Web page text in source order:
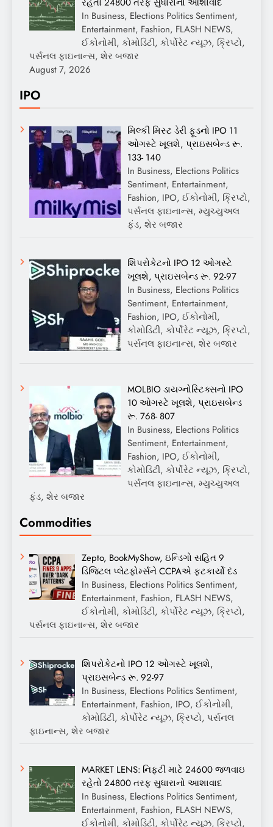
In Business, Elections Politics Sentiment,
Entertainment, Fashion, FLASH NEWS,
ઈકોનોમી, કોમોડિટી, કોર્પોરેટ ન્યૂઝ, ક્રિપ્ટો,
પર્સનલ ફાઇનાન્સ, શેર બજાર
August 7, 2026
IPO
મિલ્કી મિસ્ટ ડેરી ફૂડનો IPO 11
ઓગસ્ટે ખૂલશે, પ્રાઇસબેન્ડ રૂ.
133- 140
In Business, Elections Politics
Sentiment, Entertainment,
Fashion, IPO, ઈકોનોમી, ક્રિપ્ટો,
પર્સનલ ફાઇનાન્સ, મ્યુચ્યુઅલ
ફંડ, શેર બજાર
શિપરોકેટનો IPO 12 ઓગસ્ટે
ખૂલશે, પ્રાઇસબેન્ડ રૂ. 92-97
In Business, Elections Politics
Sentiment, Entertainment,
Fashion, IPO, ઈકોનોમી,
કોમોડિટી, કોર્પોરેટ ન્યૂઝ, ક્રિપ્ટો,
પર્સનલ ફાઇનાન્સ, શેર બજાર
MOLBIO ડાયગ્નોસ્ટિક્સનો IPO
10 ઓગસ્ટે ખૂલશે, પ્રાઇસબેન્ડ
રૂ. 768- 807
In Business, Elections Politics
Sentiment, Entertainment,
Fashion, IPO, ઈકોનોમી,
કોમોડિટી, કોર્પોરેટ ન્યૂઝ, ક્રિપ્ટો,
પર્સનલ ફાઇનાન્સ, મ્યુચ્યુઅલ
ફંડ, શેર બજાર
Commodities
Zepto, BookMyShow, ઇન્ડિગો સહિત 9
ડિજિટલ પ્લેટફોર્મ્સને CCPAએ ફટકાર્યો દંડ
In Business, Elections Politics Sentiment,
Entertainment, Fashion, FLASH NEWS,
ઈકોનોમી, કોમોડિટી, કોર્પોરેટ ન્યૂઝ, ક્રિપ્ટો,
પર્સનલ ફાઇનાન્સ, શેર બજાર
શિપરોકેટનો IPO 12 ઓગસ્ટે ખૂલશે,
પ્રાઇસબેન્ડ રૂ. 92-97
In Business, Elections Politics Sentiment,
Entertainment, Fashion, IPO, ઈકોનોમી,
કોમોડિટી, કોર્પોરેટ ન્યૂઝ, ક્રિપ્ટો, પર્સનલ
ફાઇનાન્સ, શેર બજાર
MARKET LENS: નિફ્ટી માટે 24600 જળવાઇ
રહેતો 24800 તરફ સુધારાનો આશાવાદ
In Business, Elections Politics Sentiment,
Entertainment, Fashion, FLASH NEWS,
ઈકોનોમી, કોમોડિટી, કોર્પોરેટ ન્યૂઝ, ક્રિપ્ટો,